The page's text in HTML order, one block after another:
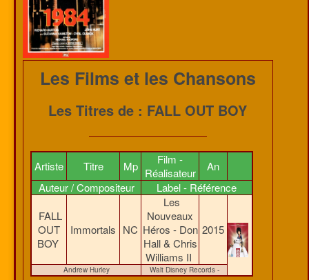
Les Films et les Chansons
Les Titres de : FALL OUT BOY
Artiste Titre Mp
Film -
Réalisateur
An
Auteur / Compositeur
Label - Référence
FALL
OUT
BOY
Immortals NC
Les
Nouveaux
Héros - Don
Hall & Chris
Williams II
2015
Andrew Hurley Walt Disney Records -